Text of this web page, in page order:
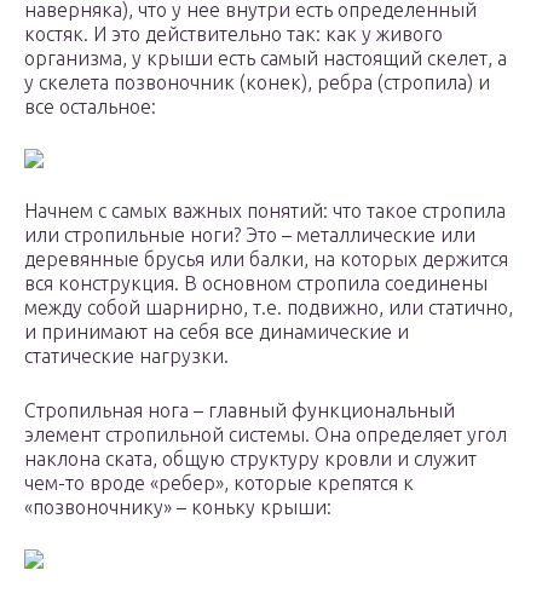
наверняка), что у нее внутри есть определенный
костяк. И это действительно так: как у живого
организма, у крыши есть самый настоящий скелет, а
у скелета позвоночник (конек), ребра (стропила) и
все остальное:
Начнем с самых важных понятий: что такое стропила
или стропильные ноги? Это – металлические или
деревянные брусья или балки, на которых держится
вся конструкция. В основном стропила соединены
между собой шарнирно, т.е. подвижно, или статично,
и принимают на себя все динамические и
статические нагрузки.
Стропильная нога – главный функциональный
элемент стропильной системы. Она определяет угол
наклона ската, общую структуру кровли и служит
чем-то вроде «ребер», которые крепятся к
«позвоночнику» – коньку крыши: